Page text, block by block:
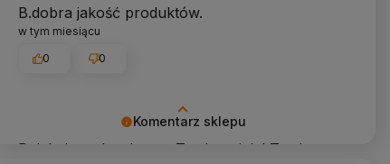
Komentarz sklepu
Dziękujemy bardzo za Twoją opinię! Twoja
B.dobra jakość produktów.
w tym miesiącu
0 0